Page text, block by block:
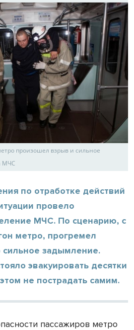
произошел взрыв и сильное
МЧС
по отработке действий
провело
МЧС. По сценарию, с
метро, прогремел
задымление.
эвакуировать десятки
не пострадать самим.
пассажиров метро